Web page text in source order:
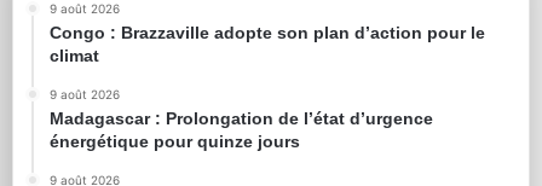
9 août 2026
Congo : Brazzaville adopte son plan d’action pour le
climat
9 août 2026
Madagascar : Prolongation de l’état d’urgence
énergétique pour quinze jours
9 août 2026